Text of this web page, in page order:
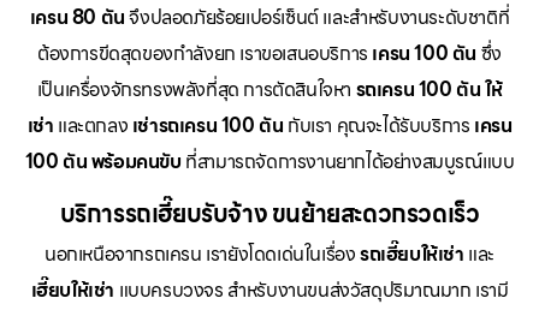
เครน 80 ตันจึงปลอดภัยร้อยเปอร์เซ็นต์ และสำหรับงานระดับชาติที่
ต้องการขีดสุดของกำลังยก เราขอเสนอบริการ เครน 100 ตัน ซึ่ง
เป็นเครื่องจักรทรงพลังที่สุด การตัดสินใจหา รถเครน 100 ตัน ให้
เช่า และตกลง เช่ารถเครน 100 ตัน กับเรา คุณจะได้รับบริการ เครน
100 ตัน พร้อมคนขับ ที่สามารถจัดการงานยากได้อย่างสมบูรณ์แบบ
บริการรถเฮี๊ยบรับจ้าง ขนย้ายสะดวกรวดเร็ว
นอกเหนือจากรถเครน เรายังโดดเด่นในเรื่องรถเฮี๊ยบให้เช่า และ
เฮี๊ยบให้เช่า แบบครบวงจร สำหรับงานขนส่งวัสดุปริมาณมาก เรามี